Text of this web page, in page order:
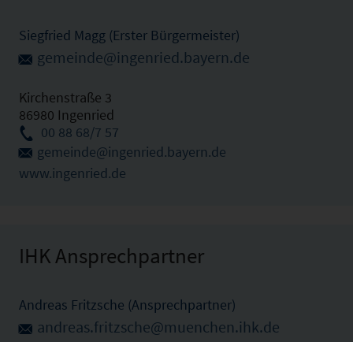
Siegfried Magg (Erster Bürgermeister)
gemeinde@ingenried.bayern.de
Kirchenstraße 3
86980 Ingenried
00 88 68/7 57
gemeinde@ingenried.bayern.de
www.ingenried.de
IHK Ansprechpartner
Andreas Fritzsche (Ansprechpartner)
andreas.fritzsche@muenchen.ihk.de